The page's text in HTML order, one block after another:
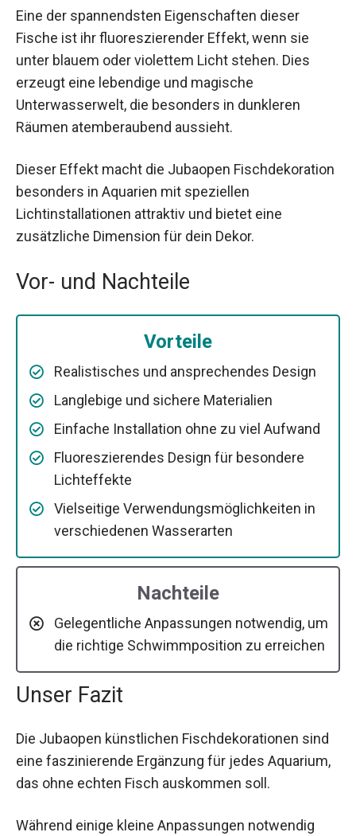
Eine der spannendsten Eigenschaften dieser
Fische ist ihr fluoreszierender Effekt, wenn sie
unter blauem oder violettem Licht stehen. Dies
erzeugt eine lebendige und magische
Unterwasserwelt, die besonders in dunkleren
Räumen atemberaubend aussieht.
Dieser Effekt macht die Jubaopen Fischdekoration
besonders in Aquarien mit speziellen
Lichtinstallationen attraktiv und bietet eine
zusätzliche Dimension für dein Dekor.
Vor- und Nachteile
Vorteile
Realistisches und ansprechendes Design
Langlebige und sichere Materialien
Einfache Installation ohne zu viel Aufwand
Fluoreszierendes Design für besondere
Lichteffekte
Vielseitige Verwendungsmöglichkeiten in
verschiedenen Wasserarten
Nachteile
Gelegentliche Anpassungen notwendig, um
die richtige Schwimmposition zu erreichen
Unser Fazit
Die Jubaopen künstlichen Fischdekorationen sind
eine faszinierende Ergänzung für jedes Aquarium,
das ohne echten Fisch auskommen soll.
Während einige kleine Anpassungen notwendig